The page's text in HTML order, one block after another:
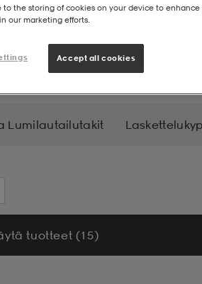
Lumilautailutakit
tuotteet (15)
to the storing of cookies on your device to enhance
our marketing efforts.
Accept all cookies